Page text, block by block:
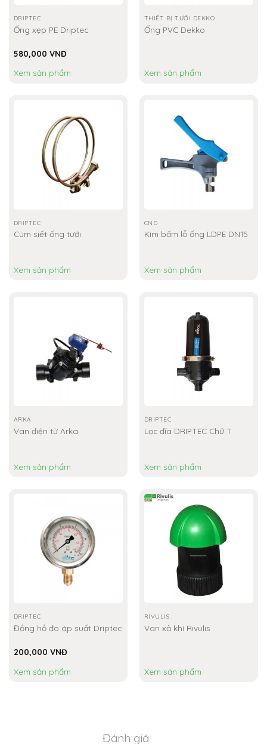
DRIPTEC
Ống xẹp PE Driptec
580,000 VNĐ
Xem sản phẩm
THIẾT BỊ TƯỚI DEKKO
Ống PVC Dekko
Xem sản phẩm
DRIPTEC
Cùm siết ống tưới
Xem sản phẩm
CND
Kìm bấm lỗ ống LDPE DN15
Xem sản phẩm
ARKA
Van điện từ Arka
Xem sản phẩm
DRIPTEC
Lọc đĩa DRIPTEC Chữ T
Xem sản phẩm
DRIPTEC
Đồng hồ đo áp suất Driptec
200,000 VNĐ
Xem sản phẩm
RIVULIS
Van xả khí Rivulis
Xem sản phẩm
Đánh giá